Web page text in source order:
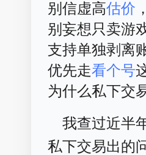
别信虚高估价
别妄想只卖游
支持单独剥离
优先走看个号
为什么私下交
我查过近半
私下交易出的